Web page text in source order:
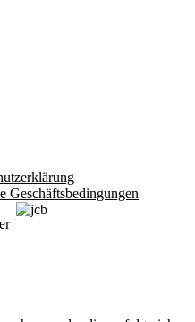
Geschäftsbedingungen